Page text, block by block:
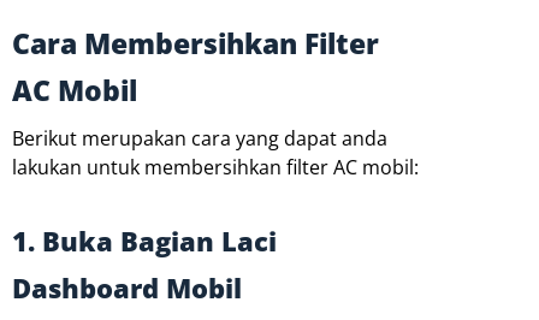
Cara Membersihkan Filter
AC Mobil
Berikut merupakan cara yang dapat anda
lakukan untuk membersihkan filter AC mobil:
1. Buka Bagian Laci
Dashboard Mobil